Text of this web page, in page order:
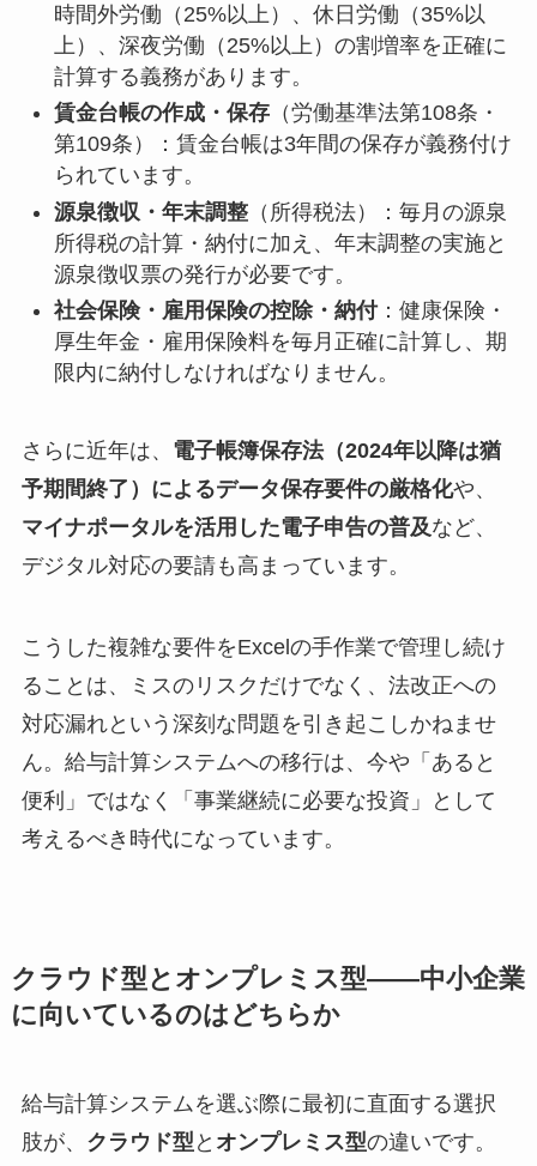
時間外労働（25%以上）、休日労働（35%以
上）、深夜労働（25%以上）の割増率を正確に
計算する義務があります。
賃金台帳の作成・保存（労働基準法第108条・
第109条）：賃金台帳は3年間の保存が義務付け
られています。
源泉徴収・年末調整（所得税法）：毎月の源泉
所得税の計算・納付に加え、年末調整の実施と
源泉徴収票の発行が必要です。
社会保険・雇用保険の控除・納付：健康保険・
厚生年金・雇用保険料を毎月正確に計算し、期
限内に納付しなければなりません。
さらに近年は、 電子帳簿保存法（2024年以降は猶
予期間終了）によるデータ保存要件の厳格化や、
マイナポータルを活用した電子申告の普及など、
デジタル対応の要請も高まっています。
こうした複雑な要件をExcelの手作業で管理し続け
ることは、ミスのリスクだけでなく、法改正への
対応漏れという深刻な問題を引き起こしかねませ
ん。給与計算システムへの移行は、今や「あると
便利」ではなく「事業継続に必要な投資」として
考えるべき時代になっています。
クラウド型とオンプレミス型——中小企業
に向いているのはどちらか
給与計算システムを選ぶ際に最初に直面する選択
肢が、 クラウド型 と オンプレミス型の違いです。